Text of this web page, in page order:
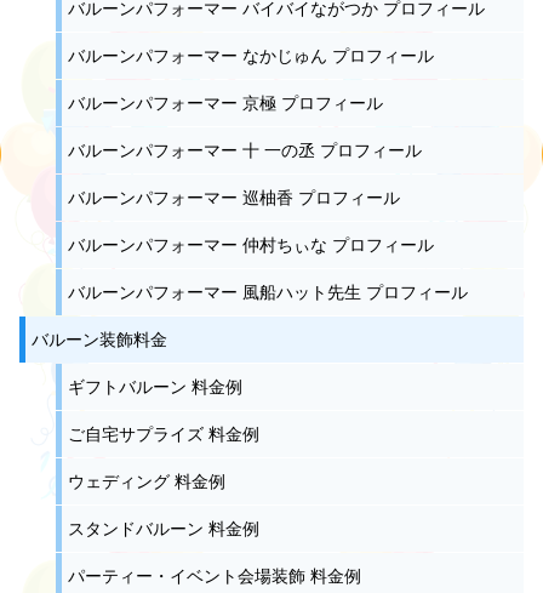
バルーンパフォーマー バイバイながつか プロフィール
バルーンパフォーマー なかじゅん プロフィール
バルーンパフォーマー 京極 プロフィール
バルーンパフォーマー 十 一の丞 プロフィール
バルーンパフォーマー 巡柚香 プロフィール
バルーンパフォーマー 仲村ちぃな プロフィール
バルーンパフォーマー 風船ハット先生 プロフィール
バルーン装飾料金
ギフトバルーン 料金例
ご自宅サプライズ 料金例
ウェディング 料金例
スタンドバルーン 料金例
パーティー・イベント会場装飾 料金例